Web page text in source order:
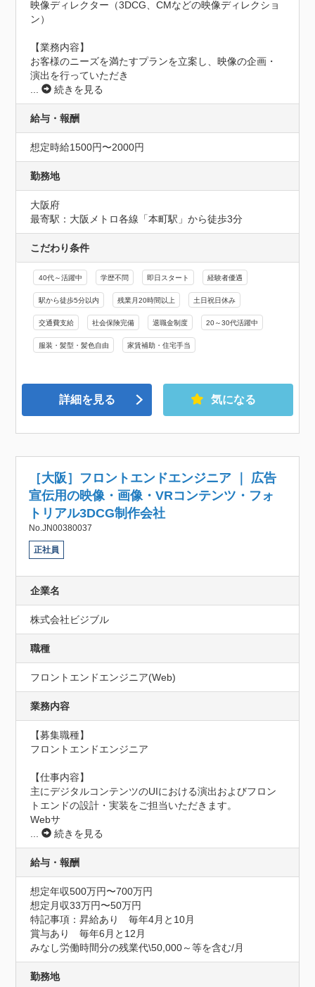
映像ディレクター（3DCG、CMなどの映像ディレクショ
ン）
【業務内容】
お客様のニーズを満たすプランを立案し、映像の企画・
演出を行っていただき
...
続きを見る
給与・報酬
想定時給1500円〜2000円
勤務地
大阪府
最寄駅：大阪メトロ各線「本町駅」から徒歩3分
こだわり条件
40代～活躍中 学歴不問 即日スタート 経験者優遇
駅から徒歩5分以内 残業月20時間以上 土日祝日休み
交通費支給 社会保険完備 退職金制度 20～30代活躍中
服装・髪型・髪色自由 家賃補助・住宅手当
詳細を見る 気になる
［大阪］フロントエンドエンジニア ｜ 広告
宣伝用の映像・画像・VRコンテンツ・フォ
トリアル3DCG制作会社
No.JN00380037
正社員
企業名
株式会社ビジブル
職種
フロントエンドエンジニア(Web)
業務内容
【募集職種】
フロントエンドエンジニア
【仕事内容】
主にデジタルコンテンツのUIにおける演出およびフロン
トエンドの設計・実装をご担当いただきます。
Webサ
...
続きを見る
給与・報酬
想定年収500万円〜700万円
想定月収33万円〜50万円
特記事項：昇給あり　毎年4月と10月
賞与あり　毎年6月と12月
みなし労働時間分の残業代\50,000～等を含む/月
勤務地